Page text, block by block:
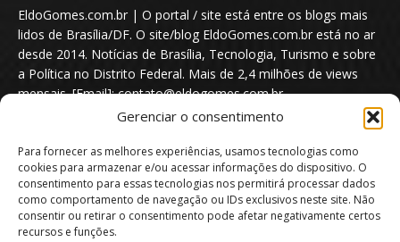
Gerenciar o consentimento
Para fornecer as melhores experiências, usamos tecnologias como
cookies para armazenar e/ou acessar informações do dispositivo. O
consentimento para essas tecnologias nos permitirá processar dados
como comportamento de navegação ou IDs exclusivos neste site. Não
consentir ou retirar o consentimento pode afetar negativamente certos
recursos e funções.
EldoGomes.com.br | O portal / site está entre os blogs mais
lidos de Brasília/DF. O site/blog EldoGomes.com.br está no ar
desde 2014. Notícias de Brasília, Tecnologia, Turismo e sobre
a Política no Distrito Federal. Mais de 2,4 milhões de views
mensais. [Email]: contato@eldogomes.com.br